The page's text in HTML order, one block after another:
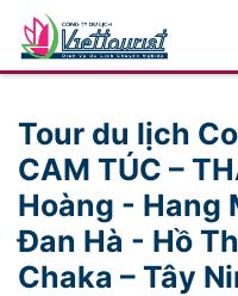
Tour du lịch
CAM TÚC –
Hoàng - Hang
Đan Hà - Hồ
Chaka – Tây